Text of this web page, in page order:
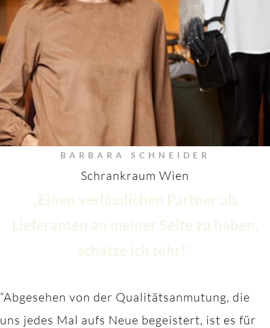
BARBARA SCHNEIDER
Schrankraum Wien
„Einen verlässlichen Partner als
Lieferanten an meiner Seite zu haben,
schätze ich sehr!“
“Abgesehen von der Qualitätsanmutung, die
uns jedes Mal aufs Neue begeistert, ist es für